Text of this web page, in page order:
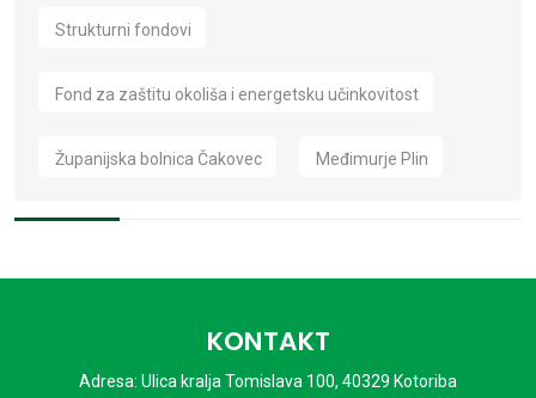
Strukturni fondovi
Fond za zaštitu okoliša i energetsku učinkovitost
Županijska bolnica Čakovec Međimurje Plin
KONTAKT
Adresa: Ulica kralja Tomislava 100, 40329 Kotoriba